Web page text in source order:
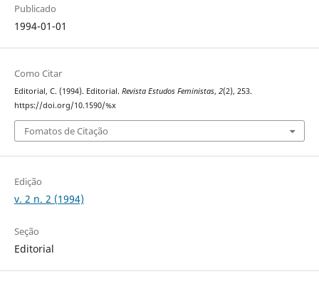
Publicado
1994-01-01
Como Citar
Editorial, C. (1994). Editorial. Revista Estudos Feministas, 2(2), 253.
https://doi.org/10.1590/%x
Fomatos de Citação
Edição
v. 2 n. 2 (1994)
Seção
Editorial